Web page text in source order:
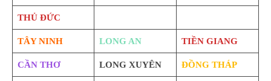
THỦ ĐỨC
TÂY NINH LONG AN TIỀN GIANG
CẦN THƠ LONG XUYÊN ĐỒNG THÁP